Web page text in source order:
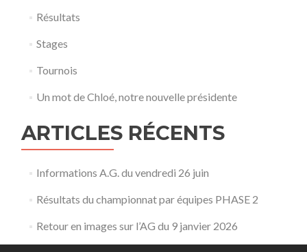
Résultats
Stages
Tournois
Un mot de Chloé, notre nouvelle présidente
ARTICLES RÉCENTS
Informations A.G. du vendredi 26 juin
Résultats du championnat par équipes PHASE 2
Retour en images sur l’AG du 9 janvier 2026